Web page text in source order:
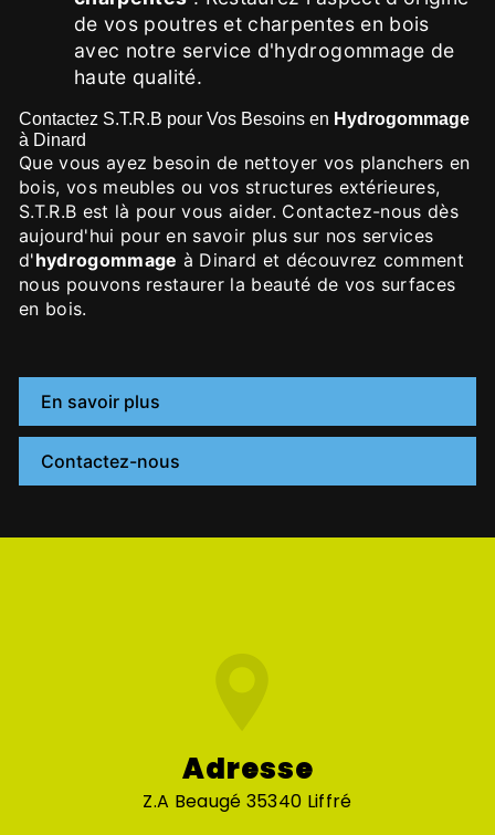
de vos poutres et charpentes en bois
avec notre service d'hydrogommage de
haute qualité.
Contactez S.T.R.B pour Vos Besoins en Hydrogommage
à Dinard
Que vous ayez besoin de nettoyer vos planchers en
bois, vos meubles ou vos structures extérieures,
S.T.R.B est là pour vous aider. Contactez-nous dès
aujourd'hui pour en savoir plus sur nos services
d'hydrogommage à Dinard et découvrez comment
nous pouvons restaurer la beauté de vos surfaces
en bois.
En savoir plus
Contactez-nous
Adresse
Z.A Beaugé 35340 Liffré